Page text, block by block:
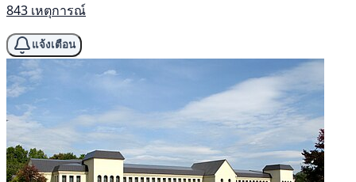
843 เหตุการณ์
แจ้งเตือน